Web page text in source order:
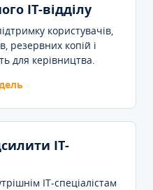
IT-відділу
користувачів,
резервних копій і
для керівництва.
IT-
IT-спеціалістам